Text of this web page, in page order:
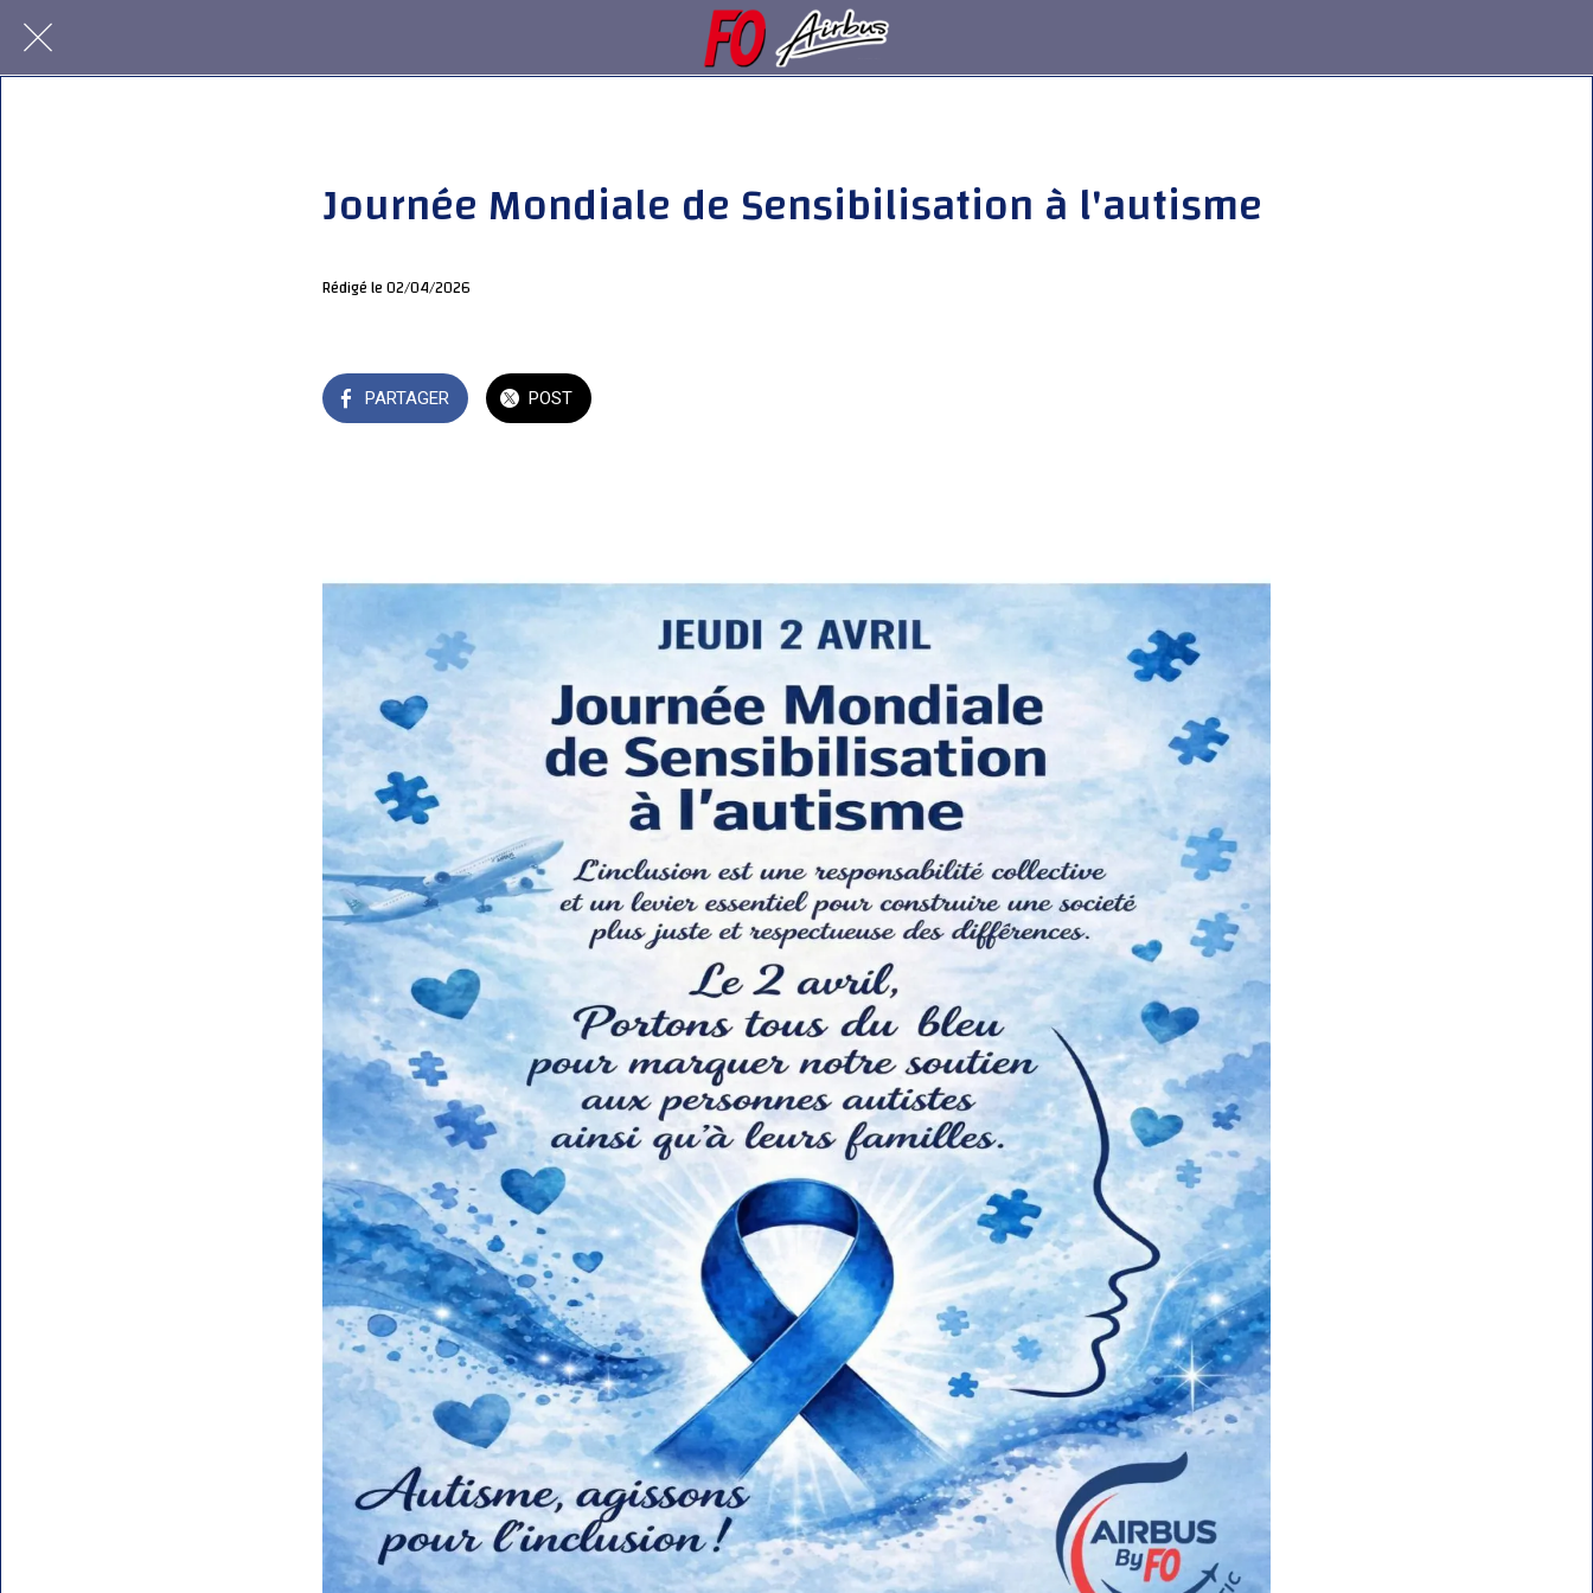
Journée Mondiale de Sensibilisation à l'autisme
Rédigé le 02/04/2026
PARTAGER POST